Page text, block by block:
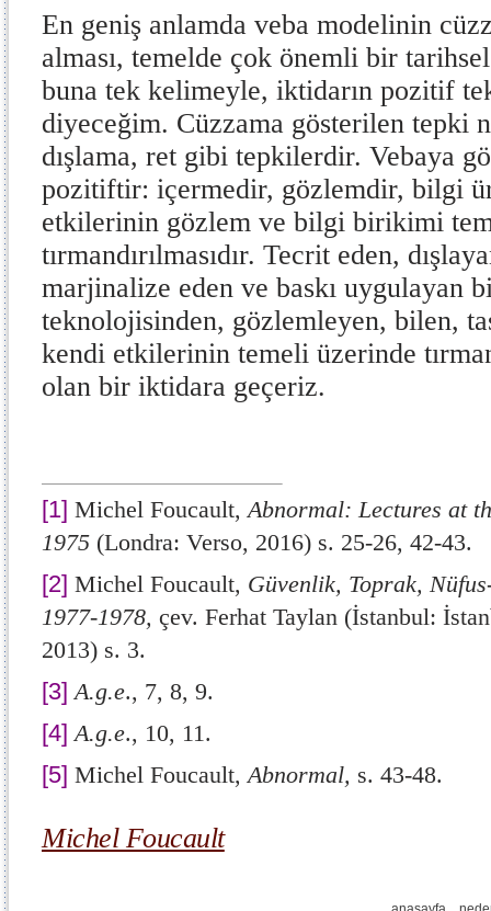
En geniş anlamda veba modelinin
alması, temelde çok önemli bir
buna tek kelimeyle, iktidarın pozitif
diyeceğim. Cüzzama gösterilen tepki
dışlama, ret gibi tepkilerdir. Vebaya
pozitiftir: içermedir, gözlemdir, bilgi
etkilerinin gözlem ve bilgi birikimi
tırmandırılmasıdır. Tecrit eden,
marjinalize eden ve baskı uygulayan
teknolojisinden, gözlemleyen, bilen,
kendi etkilerinin temeli üzerinde
olan bir iktidara geçeriz.
[1] Michel Foucault,Abnormal: Lectures at
1975 (Londra: Verso, 2016) s. 25-26, 42-43.
[2] Michel Foucault, Güvenlik, Toprak,
1977-1978, çev. Ferhat Taylan (İstanbul:
2013) s. 3.
[3] A.g.e., 7, 8, 9.
[4] A.g.e., 10, 11.
[5] Michel Foucault,Abnormal, s. 43-48.
Michel Foucault